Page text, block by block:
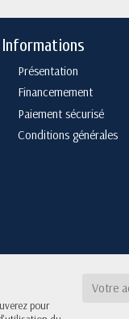
Informations
Présentation
Financemement
Paiement sécurisé
Conditions générales
pour